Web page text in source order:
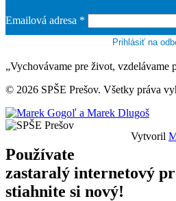
Emailová adresa *
„Vychovávame pre život, vzdelávame
© 2026 SPŠE Prešov. Všetky práva
Vytvoril
Používate
zastaralý internetový
stiahnite si nový!